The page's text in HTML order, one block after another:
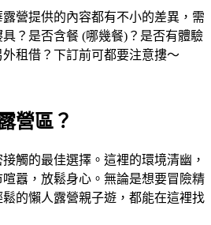
營提供的內容都有不小的差異，需
？是否含餐 (哪幾餐)？是否有體驗
租借？下訂前可都要注意摟～
營區？
觸的最佳選擇。這裡的環境清幽，
囂，放鬆身心。無論是想要冒險精
的懶人露營親子遊，都能在這裡找